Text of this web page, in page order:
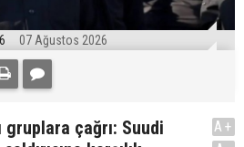
07 Ağustos 2026
çağrı: Suudi
A+